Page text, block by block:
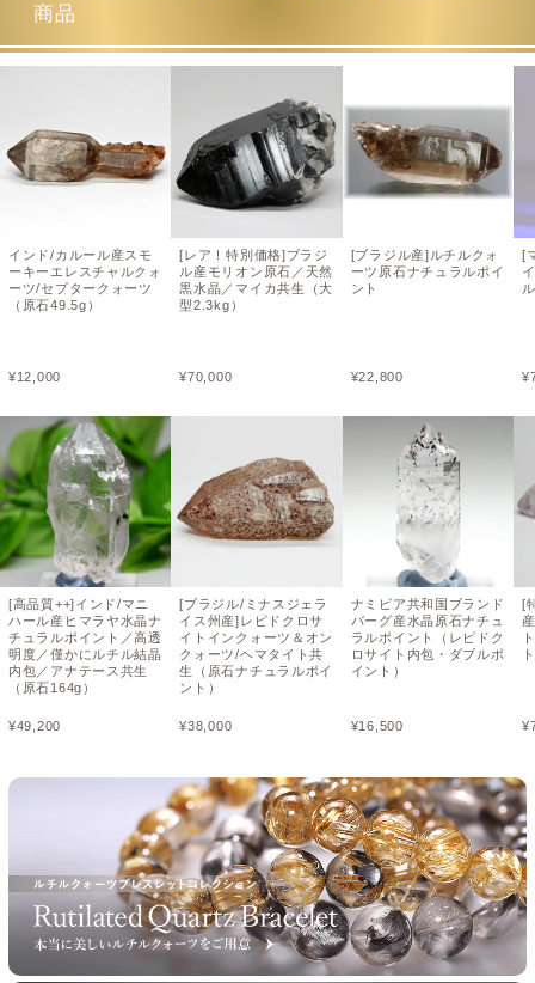
商品
インド/カルール産スモ
ーキーエレスチャルクォ
ーツ/セプタークォーツ
（原石49.5g）
¥12,000
[高品質++]インド/マニ
ハール産ヒマラヤ水晶ナ
チュラルポイント／高透
明度／僅かにルチル結晶
内包／アナテース共生
（原石164g）
¥49,200
[レア！特別価格]ブラジ
ル産モリオン原石／天然
黒水晶／マイカ共生（大
型2.3kg）
¥70,000
[ブラジル/ミナスジェラ
イス州産]レピドクロサ
イトインクォーツ＆オン
クォーツ/ヘマタイト共
生（原石ナチュラルポイ
ント）
¥38,000
[ブラジル産]ルチルクォ
ーツ原石ナチュラルポイ
ント
¥22,800
ナミビア共和国ブランド
バーグ産水晶原石ナチュ
ラルポイント（レピドク
ロサイト内包・ダブルポ
イント）
¥16,500
[
¥
[
ト
¥